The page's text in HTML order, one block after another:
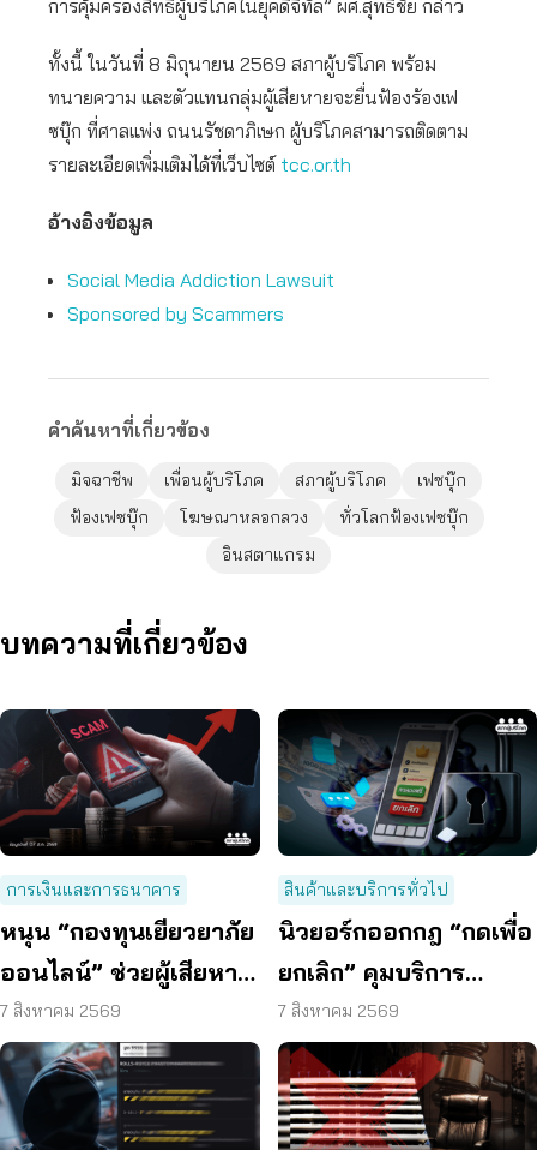
การคุ้มครองสิทธิผู้บริโภคในยุคดิจิทัล” ผศ.สุทธิชัย กล่าว
ทั้งนี้ ในวันที่ 8 มิถุนายน 2569 สภาผู้บริโภค พร้อม
ทนายความ และตัวแทนกลุ่มผู้เสียหายจะยื่นฟ้องร้องเฟ
ซบุ๊ก ที่ศาลแพ่ง ถนนรัชดาภิเษก ผู้บริโภคสามารถติดตาม
รายละเอียดเพิ่มเติมได้ที่เว็บไซต์ tcc.or.th
อ้างอิงข้อมูล
Social Media Addiction Lawsuit
Sponsored by Scammers
คำค้นหาที่เกี่ยวข้อง
มิจฉาชีพ เพื่อนผู้บริโภค สภาผู้บริโภค
เฟซบุ๊ก
ฟ้องเฟซบุ๊ก
โฆษณาหลอกลวง
ทั่วโลกฟ้องเฟซบุ๊ก
อินสตาแกรม
บทความที่เกี่ยวข้อง
การเงินและการธนาคาร
หนุน “กองทุนเยียวยาภัย
ออนไลน์” ช่วยผู้เสียหาย
ตั้งหลักได้ รวดเร็ว ทัน
ท่วงที
7 สิงหาคม 2569
สินค้าและบริการทั่วไป
นิวยอร์กออกกฎ “กดเพื่อ
ยกเลิก” คุมบริการ
ออนไลน์ ต่ออายุสมาชิก
อัตโนมัติ
7 สิงหาคม 2569